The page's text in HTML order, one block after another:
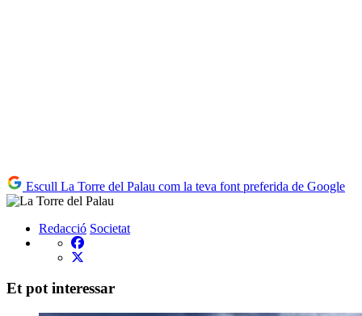
Escull La Torre del Palau com la teva font preferida de Google
Redacció Societat
Et pot interessar